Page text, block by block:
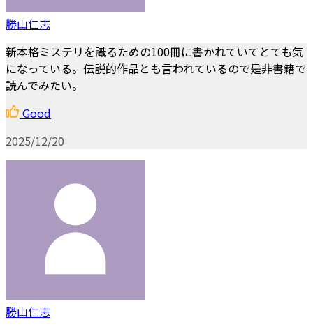
勝山仁志
新本格ミステリを識るための100冊に書かれていてとても気
になっている。伝説的作品とも言われているので是非書籍で
読んでみたい。
Good
2025/12/20
勝山仁志